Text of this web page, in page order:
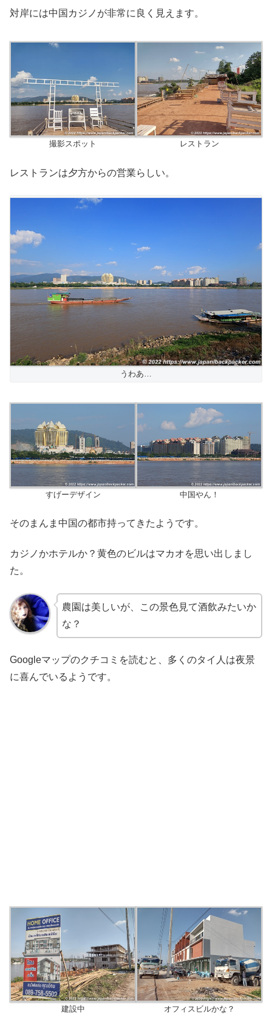
対岸には中国カジノが非常に良く見えます。
撮影スポット レストラン
レストランは夕方からの営業らしい。
うわあ…
すげーデザイン 中国やん！
そのまんま中国の都市持ってきたようです。
カジノかホテルか？黄色のビルはマカオを思い出しまし
た。
農園は美しいが、この景色見て酒飲みたいか
な？
Googleマップのクチコミを読むと、多くのタイ人は夜景
に喜んでいるようです。
建設中 オフィスビルかな？